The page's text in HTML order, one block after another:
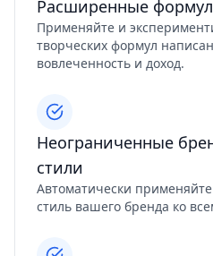
Расширенные
Применяйте и
творческих формул
вовлеченность и доход.
Неограниченные
стили
Автоматически
стиль вашего бренда ко